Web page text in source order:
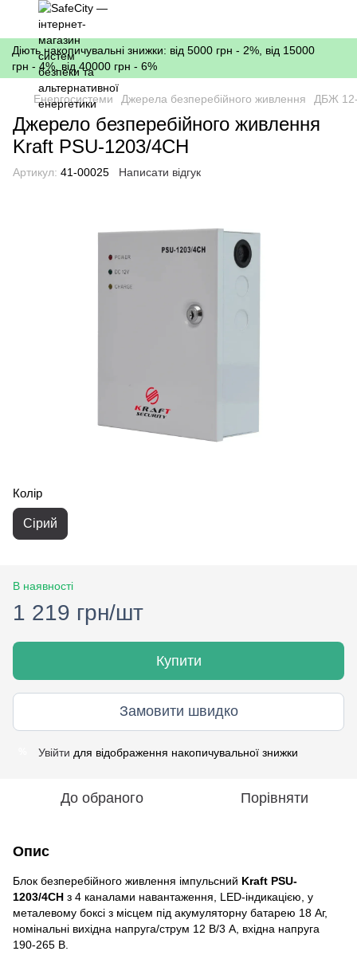
Діють накопичувальні знижки: від 5000 грн - 2%, від 15000
грн - 4%, від 40000 грн - 6%
Енергосистеми Джерела безперебійного живлення ДБЖ
Джерело безперебійного живлення
Kraft PSU-1203/4CH
Артикул: 41-00025 Написати відгук
Колір
Сірий
В наявності
1 219 грн/шт
Купити
Замовити швидко
Увійти для відображення накопичувальної знижки
До обраного Порівняти
Опис
Блок безперебійного живлення імпульсний Kraft PSU-
1203/4CH з 4 каналами навантаження, LED-індикацією, у
металевому боксі з місцем під акумуляторну батарею 18 Аг,
номінальні вихідна напруга/струм 12 В/3 А, вхідна напруга
190-265 В.